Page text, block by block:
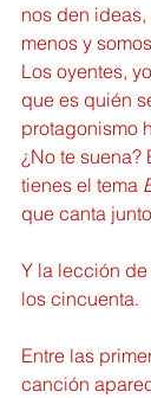
nos den
menos y
Los oyentes,
que es quién
protagonismo
¿No te suena?
tienes el tema
que canta
Y la lección
los cincuenta.
Entre las
canción